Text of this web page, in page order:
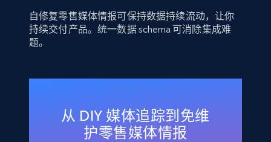
自修复零售媒体情报可保持数据持续流动，让你
持续交付产品。统一数据 schema 可消除集成难
题。
从 DIY 媒体追踪到免维
护零售媒体情报